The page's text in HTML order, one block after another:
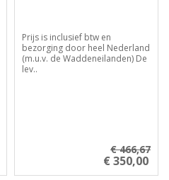
Prijs is inclusief btw en
bezorging door heel Nederland
(m.u.v. de Waddeneilanden) De
lev..
€ 466,67
€ 350,00